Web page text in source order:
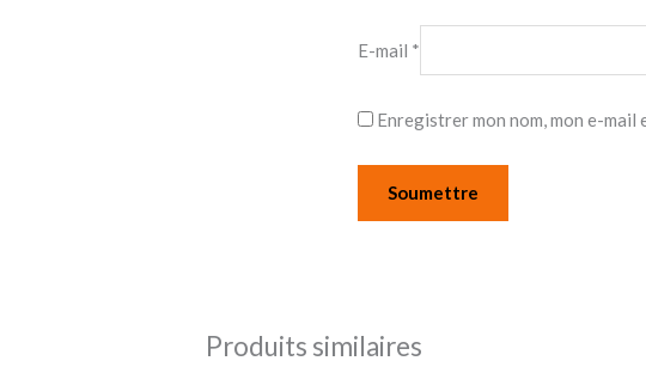
E-mail *
Enregistrer mon nom, mon e-
Produits similaires